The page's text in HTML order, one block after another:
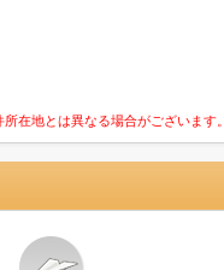
在地とは異なる場合がございます。